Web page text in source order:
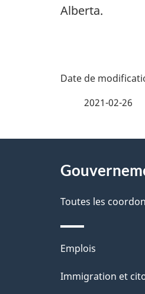
Alberta.
D
a
s
d
2021-02-26
propos
Toutes les
Thèmes
et
Emplois
Immigration et